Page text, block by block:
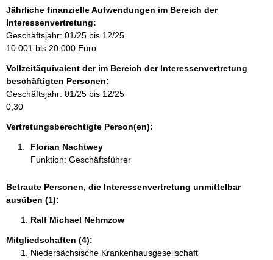
r
m
a
t
o
n
e
n
:
Jährliche finanzielle Aufwendungen im Bereich der
Interessenvertretung:
Geschäftsjahr: 01/25 bis 12/25
10.001 bis 20.000 Euro
Vollzeitäquivalent der im Bereich der Interessenvertretung
beschäftigten Personen:
Geschäftsjahr: 01/25 bis 12/25
0,30
Vertretungsberechtigte Person(en):
Florian Nachtwey
Funktion: Geschäftsführer
Betraute Personen, die Interessenvertretung unmittelbar
ausüben (1):
Ralf Michael Nehmzow
Mitgliedschaften (4):
Niedersächsische Krankenhausgesellschaft